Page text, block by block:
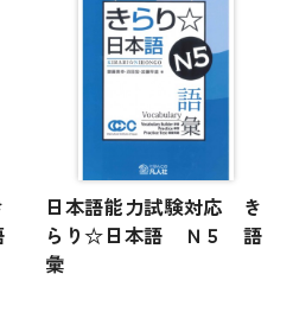
日本語能力試験対応 き
らり☆日本語 Ｎ５ 語
彙